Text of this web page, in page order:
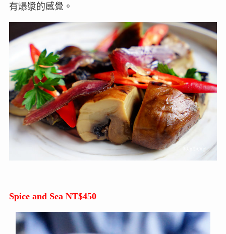
有爆漿的感覺。
Spice and Sea NT$450